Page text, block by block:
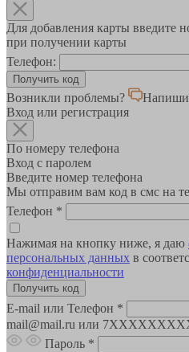
Для добавления карты введите
при получении карты
Телефон:
Возникли проблемы?
Вход или регистрация
По номеру телефона
Вход с паролем
Введите номер телефона
Мы отправим вам код в смс на
Телефон *
Нажимая на кнопку ниже, я даю
персональных данных в
конфиденциальности
E-mail или Телефон *
mail@mail.ru или
Пароль *